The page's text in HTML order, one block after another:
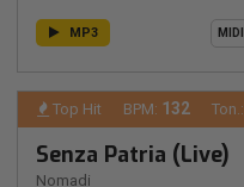
MP3 MIDI
Top Hit BPM: 132 Ton.:
Senza Patria (Live)
Nomadi